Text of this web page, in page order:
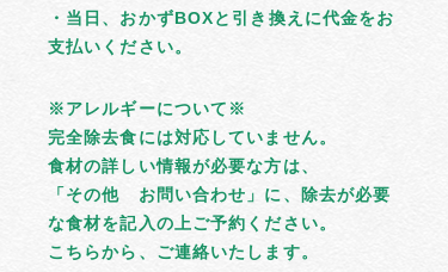
・当日、おかずBOXと引き換えに代金をお
支払いください。
※アレルギーについて※
完全除去食には対応していません。
食材の詳しい情報が必要な方は、
「その他 お問い合わせ」に、除去が必要
な食材を記入の上ご予約ください。
こちらから、ご連絡いたします。